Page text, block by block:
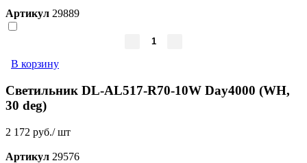
Артикул 29889
В корзину
Светильник DL-AL517-R70-10W Day4000 (WH,
30 deg)
2 172 руб./ шт
Артикул 29576